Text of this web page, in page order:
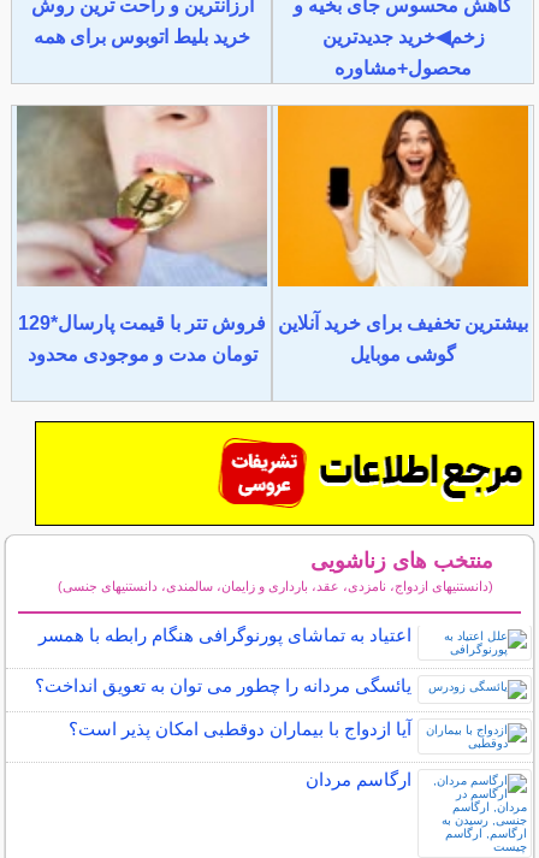
کاهش محسوس جای بخیه و
زخم◀خرید جدیدترین
محصول+مشاوره
ارزانترین و راحت ترین روش
خرید بلیط اتوبوس برای همه
بیشترین تخفیف برای خرید آنلاین
گوشی موبایل
فروش تتر با قیمت پارسال*129
تومان مدت و موجودی محدود
منتخب های زناشویی
(دانستنیهای ازدواج، نامزدی، عقد، بارداری و زایمان، سالمندی، دانستنیهای جنسی)
اعتیاد به تماشای پورنوگرافی هنگام رابطه با همسر
یائسگی مردانه را چطور می توان به تعویق انداخت؟
آیا ازدواج با بیماران دوقطبی امکان پذیر است؟
ارگاسم مردان